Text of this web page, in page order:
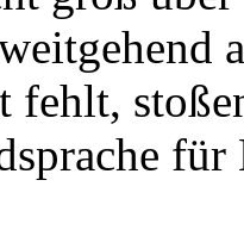
fehlt,